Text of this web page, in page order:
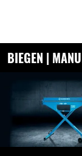
BIEGEN |